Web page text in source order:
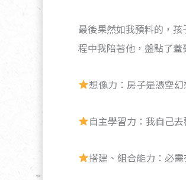
最後果然如我預料的，
程中我陪著他，盤點了
想像力：房子是憑空
自主學習力：我自己
搭建、組合能力：必